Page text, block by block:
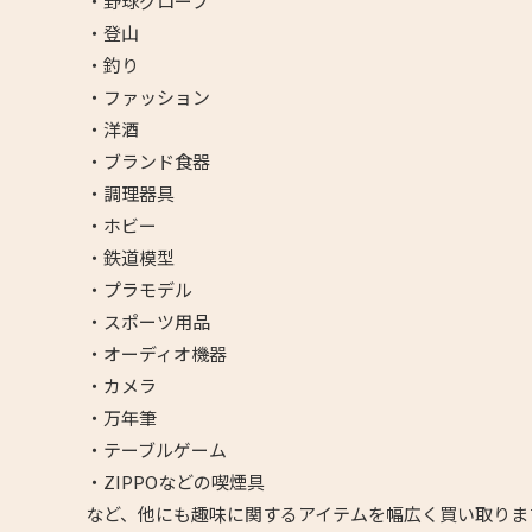
・登山
・釣り
・ファッション
・洋酒
・ブランド食器
・調理器具
・ホビー
・鉄道模型
・プラモデル
・スポーツ用品
・オーディオ機器
・カメラ
・万年筆
・テーブルゲーム
・ZIPPOなどの喫煙具
など、他にも趣味に関するアイテムを幅広く買い取り